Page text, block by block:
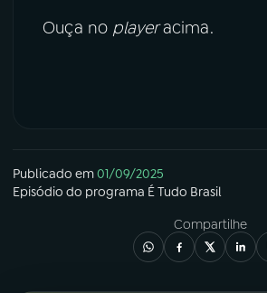
Ouça no playeracima.
Publicado em01/09/2025
Episódio do programa É Tudo Brasil
Compartilhe